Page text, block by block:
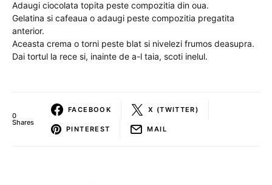
Adaugi ciocolata topita peste compozitia din oua.
Gelatina si cafeaua o adaugi peste compozitia pregatita
anterior.
Aceasta crema o torni peste blat si nivelezi frumos deasupra.
Dai tortul la rece si, inainte de a-l taia, scoti inelul.
0
Shares
FACEBOOK X (TWITTER)
PINTEREST MAIL